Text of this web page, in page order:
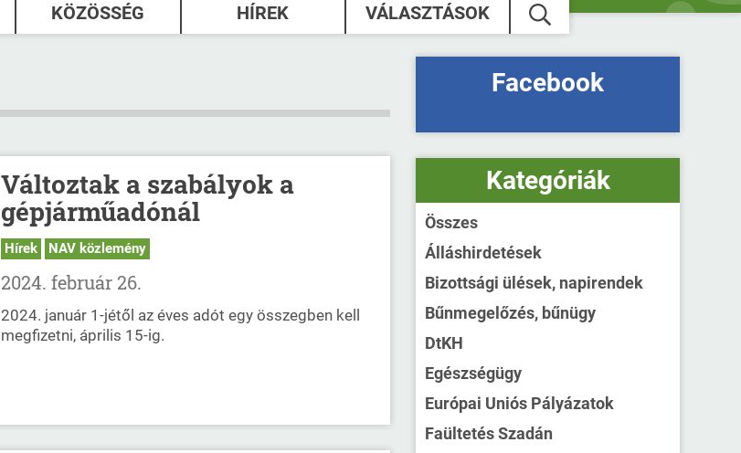
KÖZÖSSÉG HÍREK VÁLASZTÁSOK
Változtak a szabályok a
gépjárműadónál
Hírek NAV közlemény
2024. február 26.
2024. január 1-jétől az éves adót egy összegben kell
megfizetni, április 15-ig.
Facebook
Kategóriák
Összes
Álláshirdetések
Bizottsági ülések, napirendek
Bűnmegelőzés, bűnügy
DtKH
Egészségügy
Európai Uniós Pályázatok
Faültetés Szadán